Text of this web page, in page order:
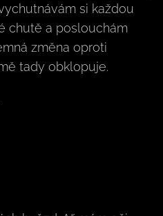
si každou
chutě a poslouchám
změna oproti
tady obklopuje.